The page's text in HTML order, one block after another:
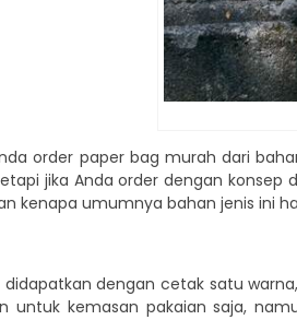
order paper bag murah dari
jika Anda order dengan
kenapa umumnya bahan jenis ini
dengan cetak satu
untuk kemasan pakaian saja,